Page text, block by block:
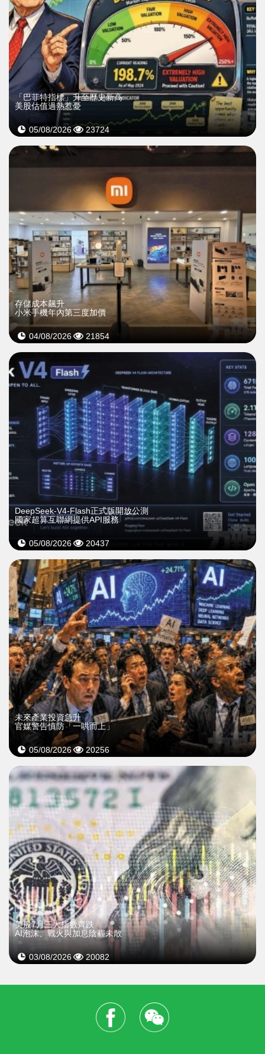
「巴菲特指標」升至歷史新高
美股估值過熱惹憂
05/08/2026 23724
存儲成本飆升
小米手機年內第三度加價
04/08/2026 21854
DeepSeek-V4-Flash正式版開放公測
國家超算互聯網提供API服務
05/08/2026 20437
未來產業投資急升
官媒警告慎防「一哄而上」
05/08/2026 20256
美股7月三大指數齊跌
AI泡沫、戰火與加息陰霾未散
03/08/2026 20082